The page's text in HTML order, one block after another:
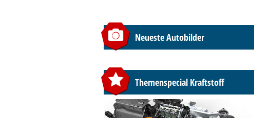
Neueste Autobilder
Themenspecial Kraftstoff